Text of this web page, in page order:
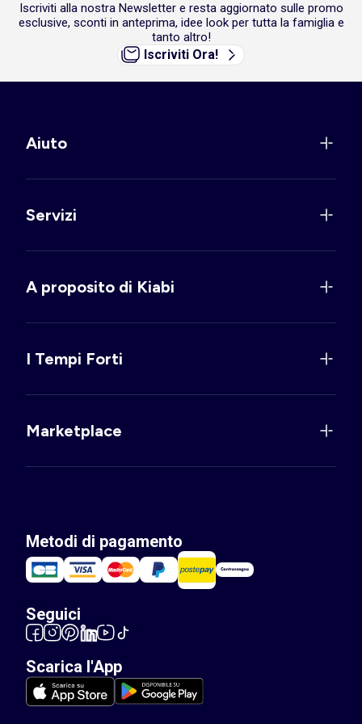
Iscriviti alla nostra Newsletter e resta aggiornato sulle promo
esclusive, sconti in anteprima, idee look per tutta la famiglia e
tanto altro!
Iscriviti Ora!
Aiuto
Servizi
A proposito di Kiabi
I Tempi Forti
Marketplace
Metodi di pagamento
Seguici
Scarica l'App